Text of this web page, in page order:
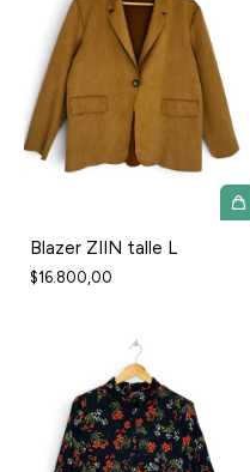
Blazer ZIIN talle L
$16.800,00